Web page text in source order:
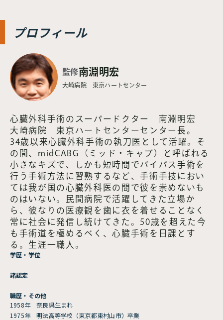
dinkum! 第8話
第7話
【監修：Dr.南淵明宏】fair
dinkum! 第7話
第6話
【監修：Dr.南淵明宏】fair
dinkum! 第6話
登録して読む
2014.04.17
第5話
【監修：Dr.南淵明宏】fair
dinkum! 第5話
登録して読む
2014.03.20
第4話
【監修：Dr.南淵明宏】fair
登録して読む
【監修：Dr.南淵明宏】fair
dinkum! 第3話
プロフィール
監修南淵明宏
大崎病院 東京ハートセンター
心臓外科手術のスーパードクター 南淵明宏
大崎病院 東京ハートセンターセンター長。
34歳以来心臓外科手術の執刀医として活躍。そ
の間、midCABG（ミッド・キャブ）と呼ばれる
小さなキズで、しかも短時間でバイパス手術を
行う手術方法に習熟するなど、手術手技におい
ては我が国の心臓外科医の間で彼を崇めないも
のはいない。民間病院で活躍してきた立場か
ら、彼なりの医療観を歯に衣を着せることなく
常に社会に発信し続けてきた。50歳を超えた今
も手術道を極めるべく、心臓手術を日課とす
る。生涯一職人。
学歴・学位
諸認定
職歴・その他
1958年 奈良県生まれ
1975年 明法高等学校（東京都東村山市）卒業